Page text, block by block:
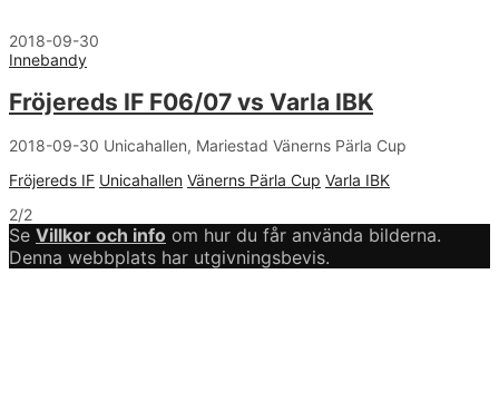
2018-09-30
Innebandy
Fröjereds IF F06/07 vs Varla IBK
2018-09-30 Unicahallen, Mariestad Vänerns Pärla Cup
Fröjereds IF Unicahallen Vänerns Pärla Cup Varla IBK
2/2
Se Villkor och info om hur du får använda bilderna.
Denna webbplats har utgivningsbevis.